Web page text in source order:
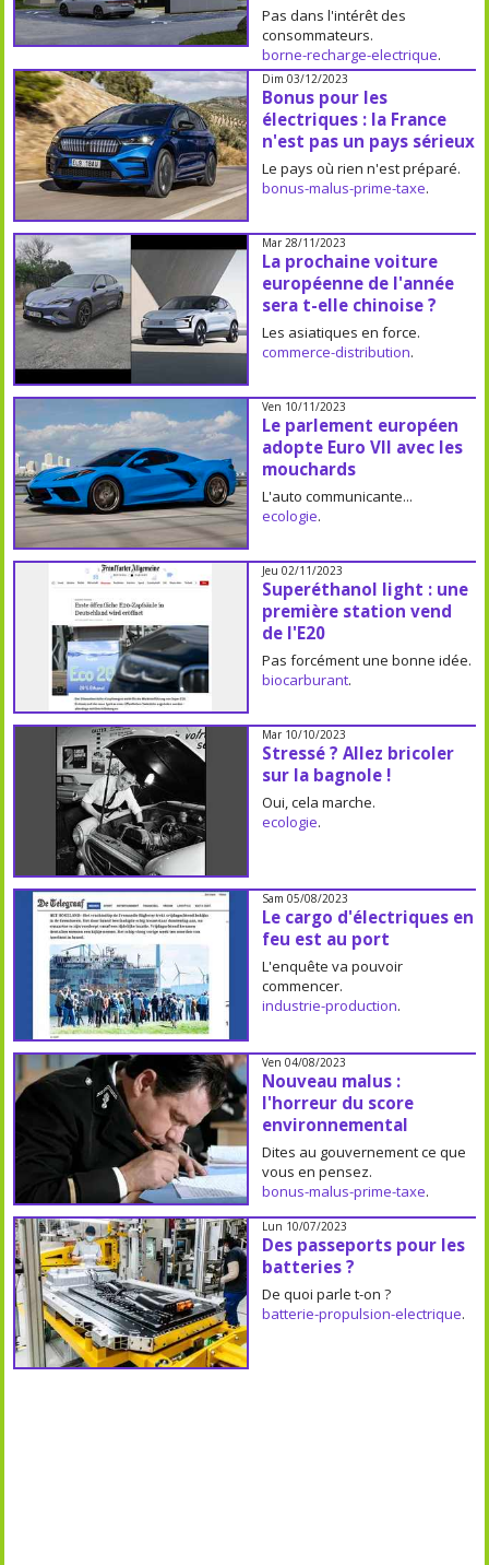
Pas dans l'intérêt des
consommateurs.
borne-recharge-electrique.
Dim 03/12/2023
Bonus pour les
électriques : la France
n'est pas un pays sérieux
Le pays où rien n'est préparé.
bonus-malus-prime-taxe.
Mar 28/11/2023
La prochaine voiture
européenne de l'année
sera t-elle chinoise ?
Les asiatiques en force.
commerce-distribution.
Ven 10/11/2023
Le parlement européen
adopte Euro VII avec les
mouchards
L'auto communicante...
ecologie.
Jeu 02/11/2023
Superéthanol light : une
première station vend
de l'E20
Pas forcément une bonne idée.
biocarburant.
Mar 10/10/2023
Stressé ? Allez bricoler
sur la bagnole !
Oui, cela marche.
ecologie.
Sam 05/08/2023
Le cargo d'électriques en
feu est au port
L'enquête va pouvoir
commencer.
industrie-production.
Ven 04/08/2023
Nouveau malus :
l'horreur du score
environnemental
Dites au gouvernement ce que
vous en pensez.
bonus-malus-prime-taxe.
Lun 10/07/2023
Des passeports pour les
batteries ?
De quoi parle t-on ?
batterie-propulsion-electrique.